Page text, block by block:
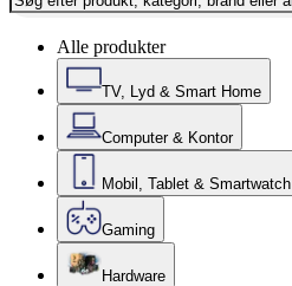
Alle produkter
TV, Lyd & Smart Home
Computer & Kontor
Mobil, Tablet & Smartwatch
Gaming
Hardware